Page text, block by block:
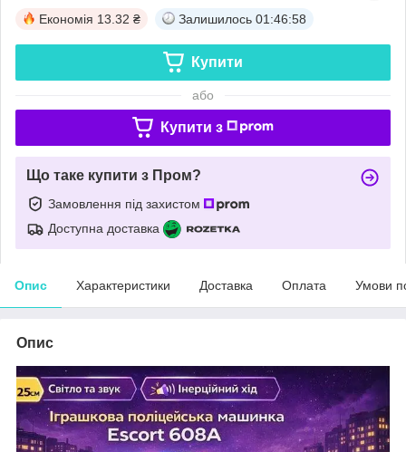
Економія 13.32 ₴ Залишилось 01:46:57
Купити
або
Купити з
Що таке купити з Пром?
Замовлення під захистом
Доступна доставка
Опис Характеристики Доставка Оплата Умови
Опис